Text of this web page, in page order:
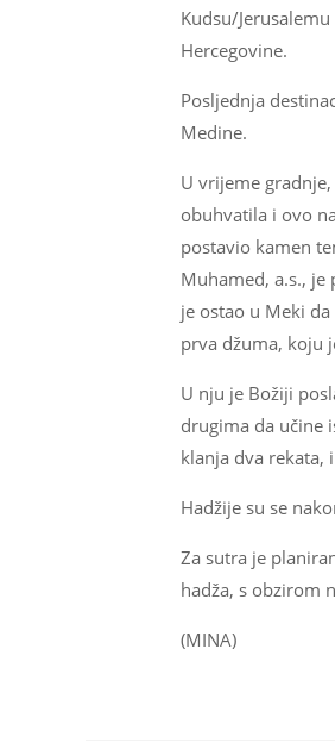
Kudsu/
Hercegovine.
Posljednja
Medine.
U vrijeme
obuhvatila i ovo
postavio kamen
Muhamed, a.s.,
je ostao u Meki
prva džuma, koju
U nju je Božiji
drugima da učine
klanja dva rekata,
Hadžije su se
Za sutra je
hadža, s obzirom
(MINA)